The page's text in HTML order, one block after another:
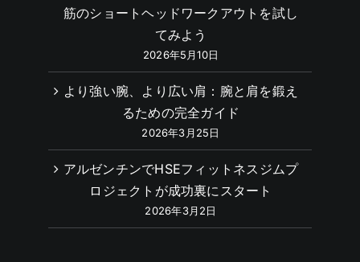
筋のショートヘッドワークアウトを試し
てみよう
2026年5月10日
より強い腕、より広い肩：腕と肩を鍛え
るための完全ガイド
2026年3月25日
アルゼンチンでHSEフィットネスジムプ
ロジェクトが成功裏にスタート
2026年3月2日